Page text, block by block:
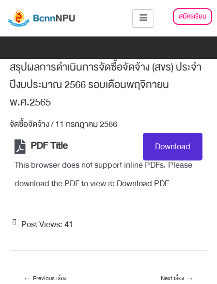
สมัครเรียน
สรุปผลการดำเนินการจัดซื้อจัดจ้าง (สขร) ประจำ
ปีงบประมาณ 2566 รอบเดือนพฤจิกายน
พ.ศ.2565
จัดซื้อจัดจ้าง/11 กรกฎาคม 2566
PDF Title
Download
This browser does not support inline PDFs. Please
download the PDF to view it: Download PDF
Post Views:41
แนะแนว
เรื่อง
← Previous เรื่อง Next เรื่อง →